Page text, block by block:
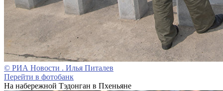
© РИА Новости . Илья Питалев
Перейти в фотобанк
На набережной Тэдонган в Пхеньяне